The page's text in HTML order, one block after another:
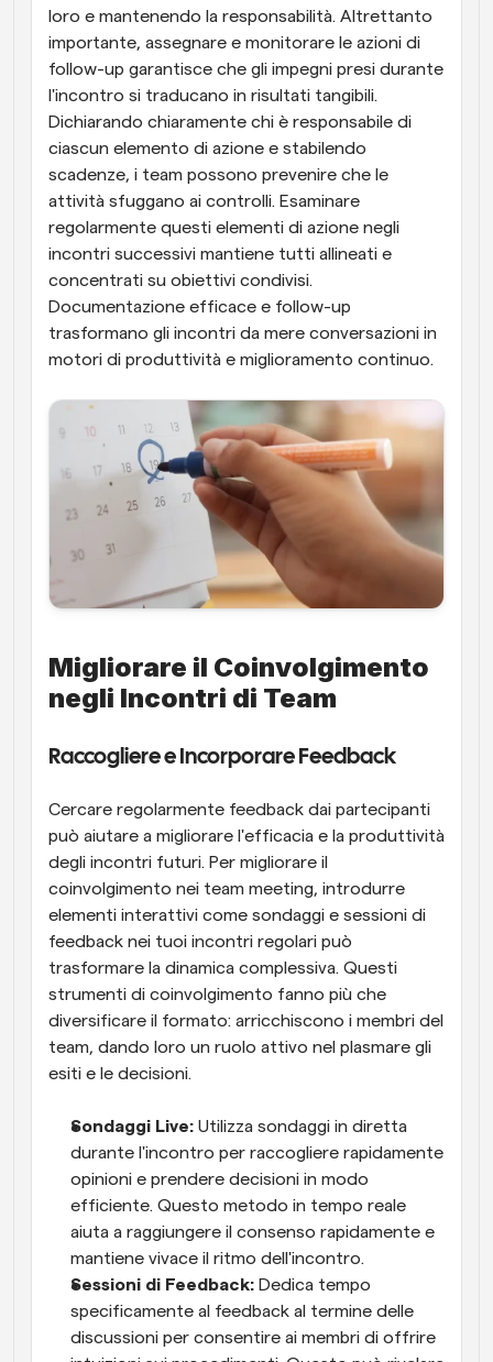
loro e mantenendo la responsabilità. Altrettanto
importante, assegnare e monitorare le azioni di
follow-up garantisce che gli impegni presi durante
l'incontro si traducano in risultati tangibili.
Dichiarando chiaramente chi è responsabile di
ciascun elemento di azione e stabilendo
scadenze, i team possono prevenire che le
attività sfuggano ai controlli. Esaminare
regolarmente questi elementi di azione negli
incontri successivi mantiene tutti allineati e
concentrati su obiettivi condivisi.
Documentazione efficace e follow-up
trasformano gli incontri da mere conversazioni in
motori di produttività e miglioramento continuo.
Migliorare il Coinvolgimento
negli Incontri di Team
Raccogliere e Incorporare Feedback
Cercare regolarmente feedback dai partecipanti
può aiutare a migliorare l'efficacia e la produttività
degli incontri futuri. Per migliorare il
coinvolgimento nei team meeting, introdurre
elementi interattivi come sondaggi e sessioni di
feedback nei tuoi incontri regolari può
trasformare la dinamica complessiva. Questi
strumenti di coinvolgimento fanno più che
diversificare il formato: arricchiscono i membri del
team, dando loro un ruolo attivo nel plasmare gli
esiti e le decisioni.
Sondaggi Live: Utilizza sondaggi in diretta
durante l'incontro per raccogliere rapidamente
opinioni e prendere decisioni in modo
efficiente. Questo metodo in tempo reale
aiuta a raggiungere il consenso rapidamente e
mantiene vivace il ritmo dell'incontro.
Sessioni di Feedback: Dedica tempo
specificamente al feedback al termine delle
discussioni per consentire ai membri di offrire